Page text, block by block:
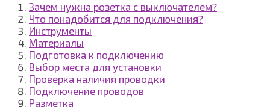
Зачем нужна розетка с выключателем?
Что понадобится для подключения?
Инструменты
Материалы
Подготовка к подключению
Выбор места для установки
Проверка наличия проводки
Подключение проводов
Разметка